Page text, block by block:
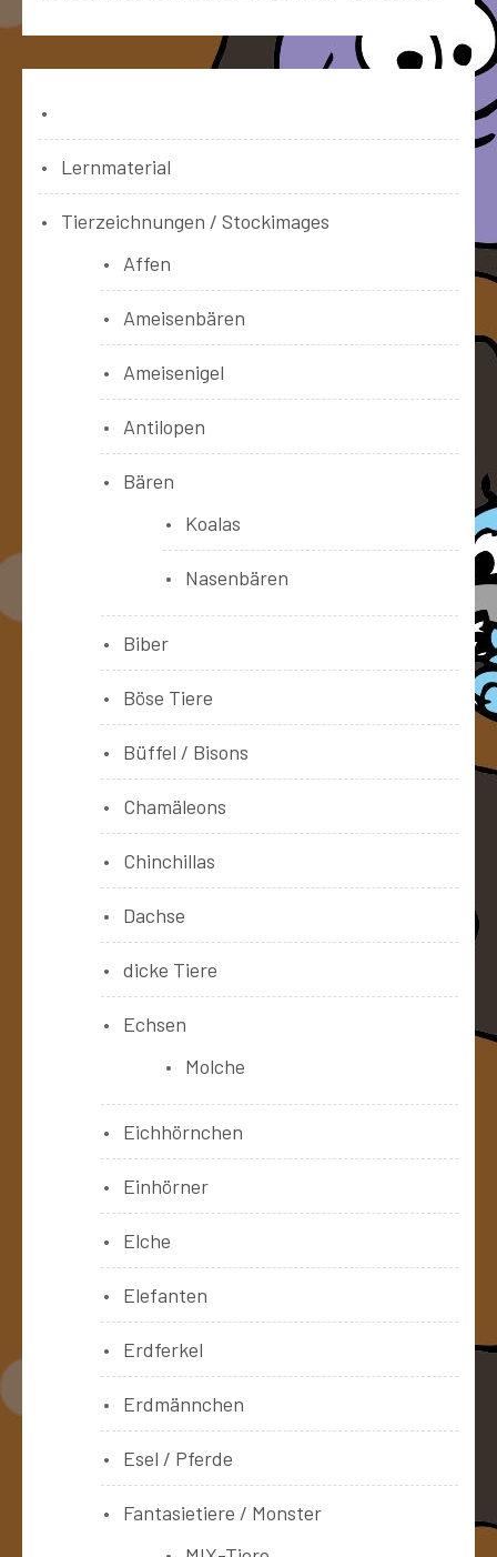
Lernmaterial
Tierzeichnungen / Stockimages
Affen
Ameisenbären
Ameisenigel
Antilopen
Bären
Koalas
Nasenbären
Biber
Böse Tiere
Büffel / Bisons
Chamäleons
Chinchillas
Dachse
dicke Tiere
Echsen
Molche
Eichhörnchen
Einhörner
Elche
Elefanten
Erdferkel
Erdmännchen
Esel / Pferde
Fantasietiere / Monster